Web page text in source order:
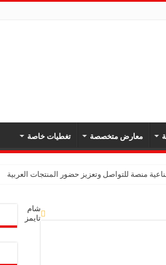
معارض متخصصة تغطيات خاصة
منصة للتواصل وتعزيز حضور المنتجات العربية
شام
تايمز